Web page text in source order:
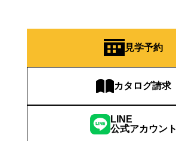
見学予約
カタログ請求
LINE
公式アカウント